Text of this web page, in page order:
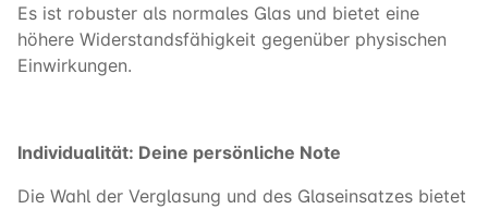
Es ist robuster als normales Glas und bietet eine
höhere Widerstandsfähigkeit gegenüber physischen
Einwirkungen.
Individualität: Deine persönliche Note
Die Wahl der Verglasung und des Glaseinsatzes bietet